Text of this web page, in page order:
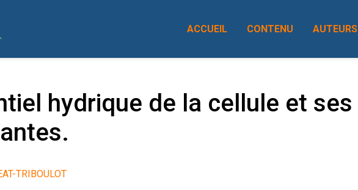
ACCUEIL CONTENU AUTEURS
hydrique de la cellule et ses
TRIBOULOT